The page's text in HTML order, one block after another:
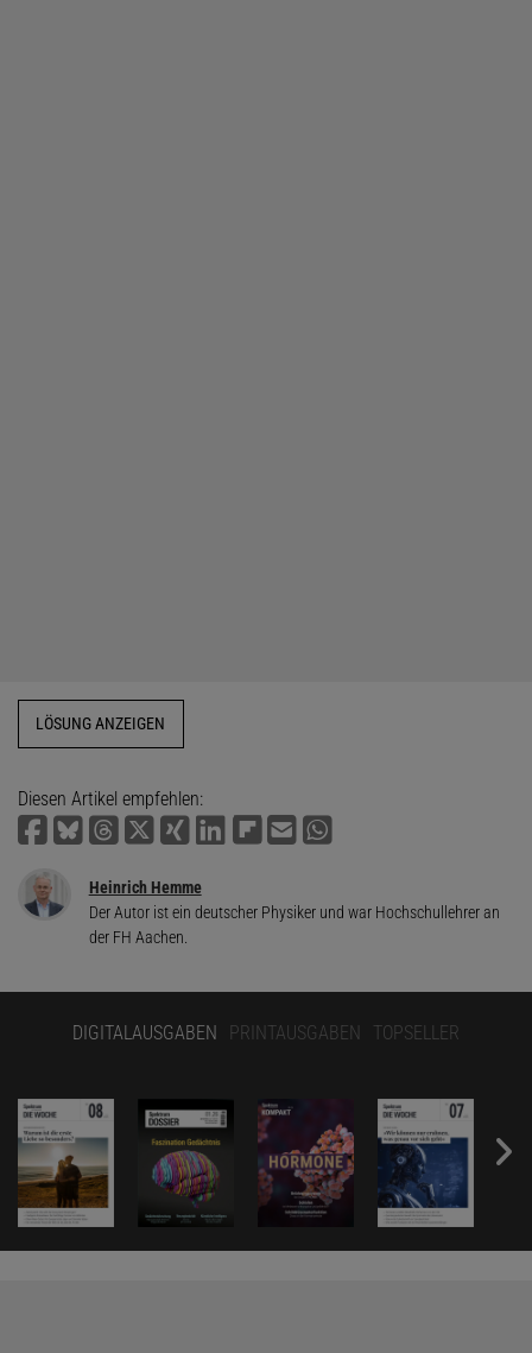
LÖSUNG ANZEIGEN
Diesen Artikel empfehlen:
Heinrich Hemme
Der Autor ist ein deutscher Physiker und war Hochschullehrer an
der FH Aachen.
DIGITALAUSGABEN PRINTAUSGABEN TOPSELLER